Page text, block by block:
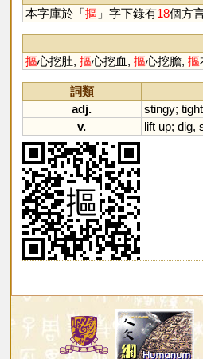
本字庫於「摳 」字下錄有18個方
摳心挖肚, 摳心挖血, 摳心挖膽, 摳
詞類
adj.
stingy; tight
v.
lift up; dig,